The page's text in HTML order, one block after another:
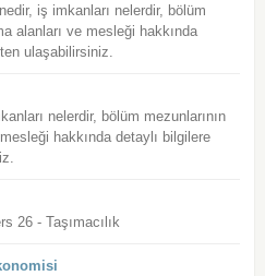
iş imkanları nelerdir, bölüm
alanları ve mesleği hakkında
ulaşabilirsiniz.
nelerdir, bölüm mezunlarının
hakkında detaylı bilgilere
26 - Taşımacılık